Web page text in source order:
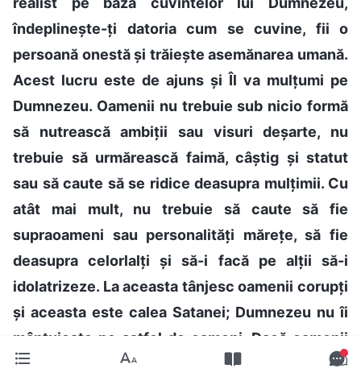
îndeplinește-ți datoria cum se cuvine, fii o
persoană onestă și trăiește asemănarea umană.
Acest lucru este de ajuns și Îl va mulțumi pe
Dumnezeu. Oamenii nu trebuie sub nicio formă
să nutrească ambiții sau visuri deșarte, nu
trebuie să urmărească faimă, câștig și statut
sau să caute să se ridice deasupra mulțimii. Cu
atât mai mult, nu trebuie să caute să fie
supraoameni sau personalități mărețe, să fie
deasupra celorlalți și să-i facă pe alții să-i
idolatrizeze. La aceasta tânjesc oamenii corupți
și aceasta este calea Satanei; Dumnezeu nu îi
mântuiește pe astfel de oameni. Dacă oamenii
urmăresc neîncetat faimă, câștig și statut și